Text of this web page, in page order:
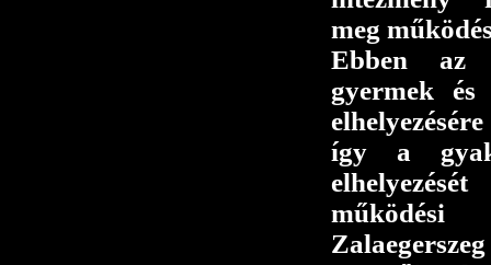
meg
Ebben az
gyermek
így a